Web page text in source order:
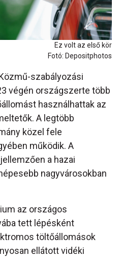
Ez volt az első kör
Fotó: Depositphotos
szabályozási
végén országszerte több
használhattak az
A legtöbb
közel fele
működik. A
a hazai
nagyvárosokban
az országos
tett lépésként
töltőállomások
ellátott vidéki